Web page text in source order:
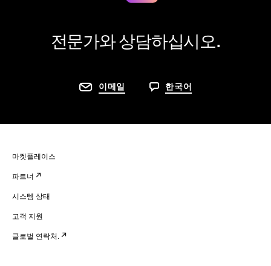
전문가와 상담하십시오.
이메일 한국어
마켓플레이스
파트너
시스템 상태
고객 지원
글로벌 연락처.